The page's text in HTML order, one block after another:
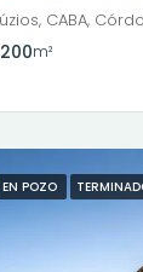
200m²
EN POZO